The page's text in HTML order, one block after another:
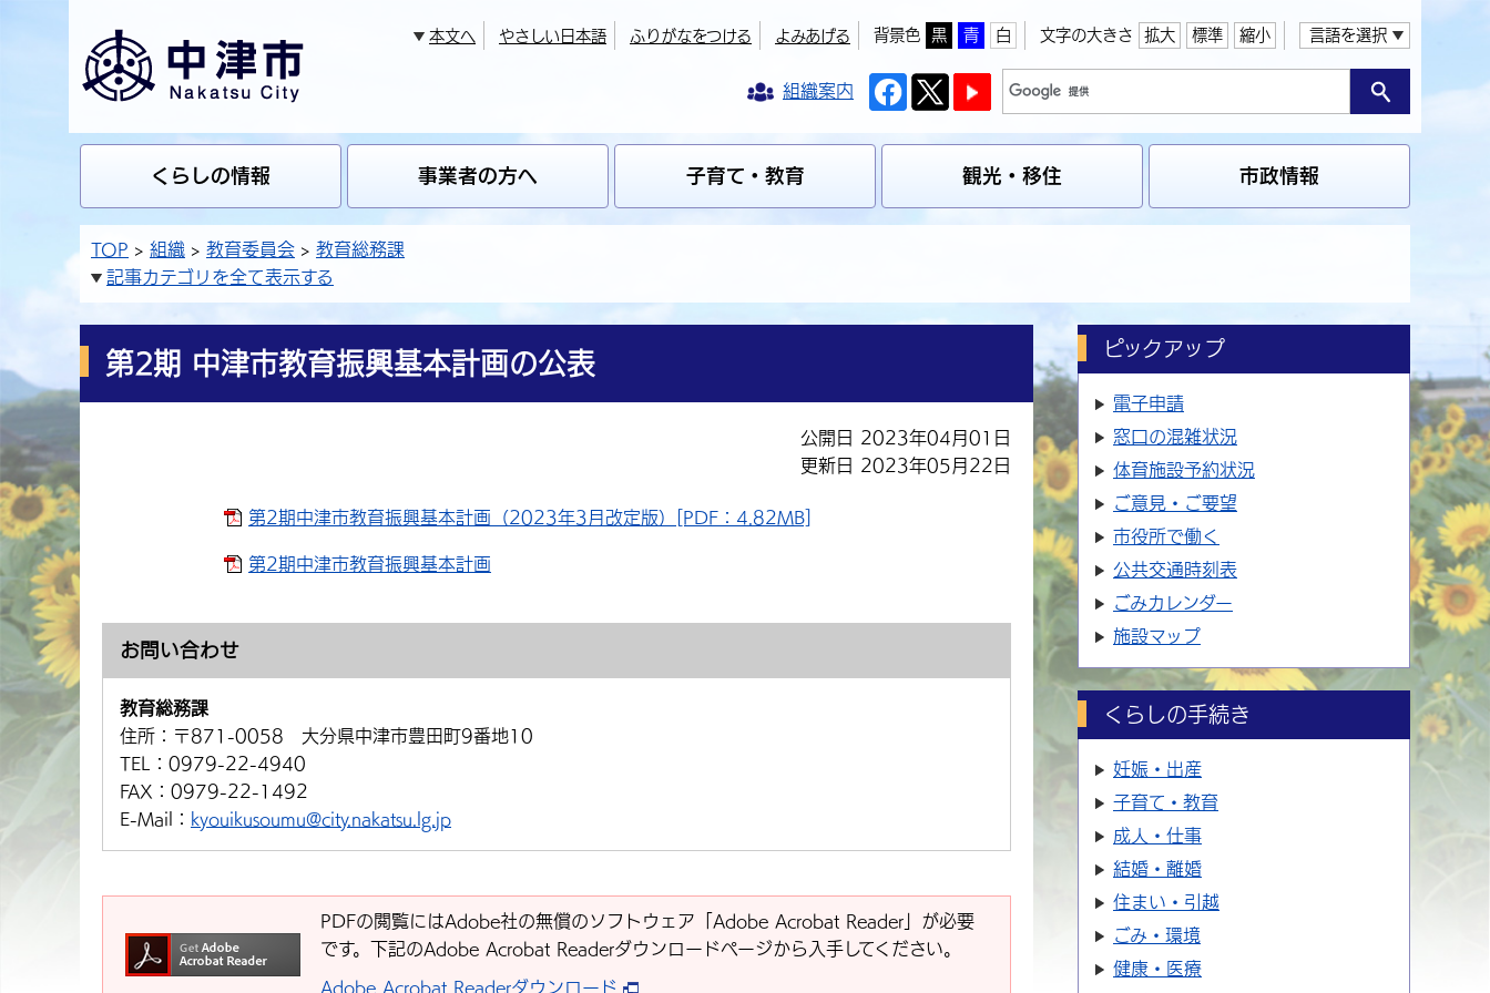
本文へ やさしい日本語 ふりがなをつける よみあげる 背景色 黒 青 白 文字の大きさ 拡大 標準 縮小 言語を選択
組織案内
くらしの情報 事業者の方へ 子育て・教育 観光・移住 市政情報
TOP 組織 教育委員会
教育総務課
記事カテゴリを全て表示する
第2期 中津市教育振興基本計画の公表
公開日 2023年04月01日
更新日 2023年05月22日
第2期中津市教育振興基本計画（2023年3月改定版）[PDF：4.82MB]
第2期中津市教育振興基本計画
お問い合わせ
教育総務課
住所： 〒871-0058 大分県中津市豊田町9番地10
TEL： 0979-22-4940
FAX： 0979-22-1492
E-Mail： kyouikusoumu@city.nakatsu.lg.jp
PDFの閲覧にはAdobe社の無償のソフトウェア「Adobe Acrobat Reader」が必要
です。下記のAdobe Acrobat Readerダウンロードページから入手してください。
Adobe Acrobat Readerダウンロード
ピックアップ
電子申請
窓口の混雑状況
体育施設予約状況
ご意見・ご要望
市役所で働く
公共交通時刻表
ごみカレンダー
施設マップ
くらしの手続き
妊娠・出産
子育て・教育
成人・仕事
結婚・離婚
住まい・引越
ごみ・環境
健康・医療